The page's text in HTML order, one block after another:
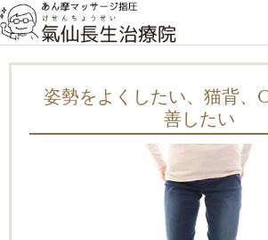
姿勢をよくしたい、猫背、
善したい